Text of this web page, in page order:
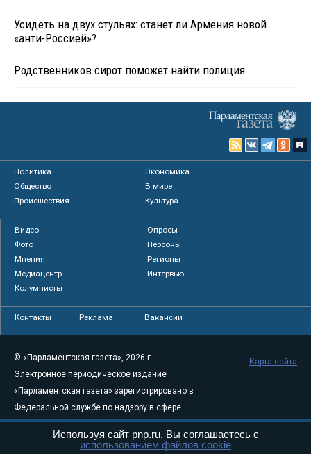
Усидеть на двух стульях: станет ли Армения новой
«анти-Россией»?
Родственников сирот поможет найти полиция
Политика
Экономика
Общество
В мире
Происшествия
Культура
Видео
Опросы
Фото
Персоны
Мнения
Регионы
Медиацентр
Интервью
Колумнисты
Контакты Реклама Вакансии
© «Парламентская газета», 2026 г.
Электронное периодическое издание
«Парламентская газета» зарегистрировано в
Федеральной службе по надзору в сфере
связи, информационных технологий и
массовых коммуникаций (Роскомнадзор) 05
Карта сайта
Используя сайт pnp.ru, Вы соглашаетесь с
использованием файлов cookie